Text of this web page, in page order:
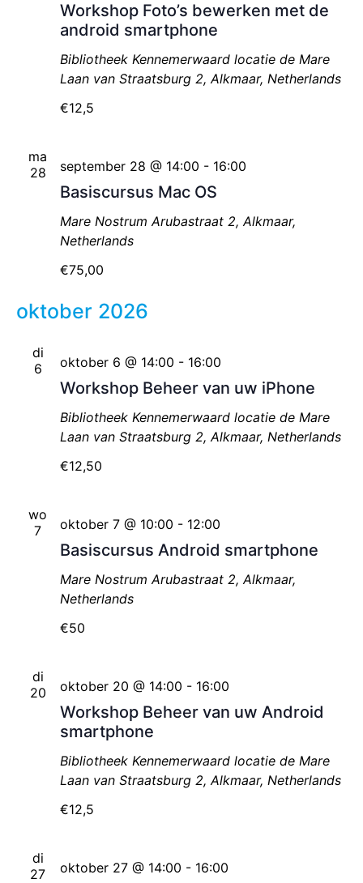
Workshop Foto’s bewerken met de
android smartphone
Bibliotheek Kennemerwaard locatie de Mare
Laan van Straatsburg 2, Alkmaar, Netherlands
€12,5
ma
28
Basiscursus Mac OS
september 28 @ 14:00 - 16:00
Mare NostrumArubastraat 2, Alkmaar,
Netherlands
€75,00
oktober 2026
di
6
Workshop Beheer van uw iPhone
oktober 6 @ 14:00 - 16:00
Bibliotheek Kennemerwaard locatie de Mare
Laan van Straatsburg 2, Alkmaar, Netherlands
€12,50
wo
7
Basiscursus Android smartphone
oktober 7 @ 10:00 - 12:00
Mare NostrumArubastraat 2, Alkmaar,
Netherlands
€50
di
20
Workshop Beheer van uw Android
smartphone
oktober 20 @ 14:00 - 16:00
Bibliotheek Kennemerwaard locatie de Mare
Laan van Straatsburg 2, Alkmaar, Netherlands
€12,5
di
27
oktober 27 @ 14:00 - 16:00